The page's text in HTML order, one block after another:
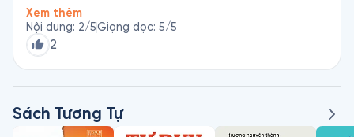
dí lại thì sao!. Thật sự mình thấy có nhiều quan điểm mà
mình vẫn không được thuyết phục cảm ơn tác giả. Hy
vọng một ngày nào đó mình sẽ nghe lại để có thêm
nhận xét khác.
Xem thêm
Nội dung: 2/5Giọng đọc: 5/5
2
Sách Tương Tự